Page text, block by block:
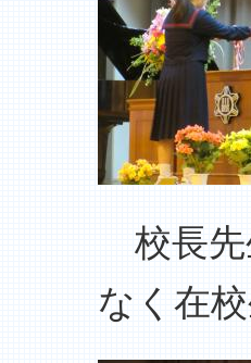
校長先
なく在